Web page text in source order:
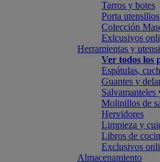
Tarros y botes
Porta utensilios
Colección
Exlcusivos
Herramientas y
Ver todos los
Espátulas,
Guantes y
Salvamanteles
Molinillos de
Hervidores
Limpieza y
Libros de
Exclusivos
Almacenamiento